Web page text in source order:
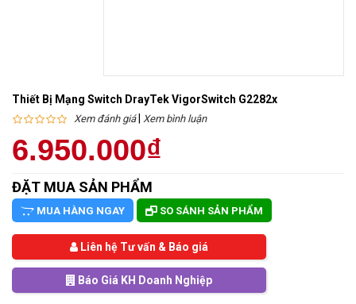
Thiết Bị Mạng Switch DrayTek VigorSwitch G2282x
Xem đánh giá| Xem bình luận
6.950.000₫
ĐẶT MUA SẢN PHẨM
MUA HÀNG NGAY SO SÁNH SẢN PHẨM
Liên hệ Tư vấn & Báo giá
Báo Giá KH Doanh Nghiệp